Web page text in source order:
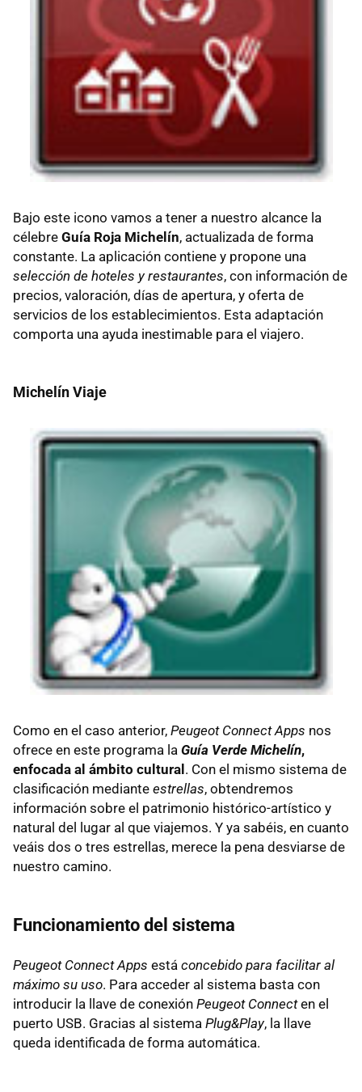
Bajo este icono vamos a tener a nuestro alcance la
célebre Guía Roja Michelín, actualizada de forma
constante. La aplicación contiene y propone una
selección de hoteles y restaurantes, con información de
precios, valoración, días de apertura, y oferta de
servicios de los establecimientos. Esta adaptación
comporta una ayuda inestimable para el viajero.
Michelín Viaje
Como en el caso anterior, Peugeot Connect Apps nos
ofrece en este programa la Guía Verde Michelín,
enfocada al ámbito cultural. Con el mismo sistema de
clasificación mediante estrellas, obtendremos
información sobre el patrimonio histórico-artístico y
natural del lugar al que viajemos. Y ya sabéis, en cuanto
veáis dos o tres estrellas, merece la pena desviarse de
nuestro camino.
Funcionamiento del sistema
Peugeot Connect Apps está concebido para facilitar al
máximo su uso. Para acceder al sistema basta con
introducir la llave de conexión Peugeot Connecten el
puerto USB. Gracias al sistema Plug&Play, la llave
queda identificada de forma automática.